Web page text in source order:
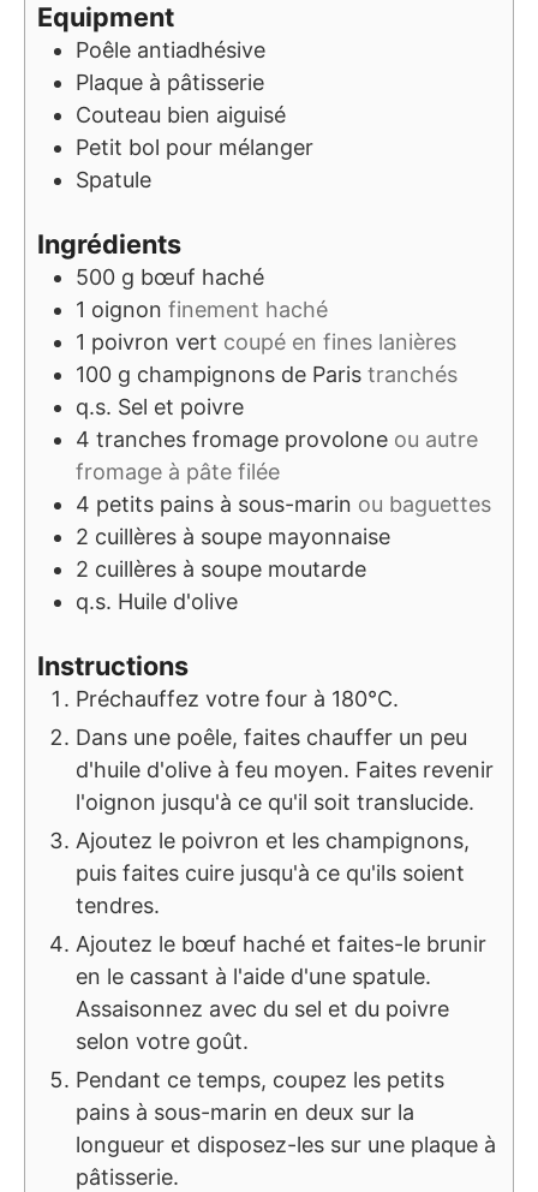
Equipment
Poêle antiadhésive
Plaque à pâtisserie
Couteau bien aiguisé
Petit bol pour mélanger
Spatule
Ingrédients
500 g bœuf haché
1 oignon finement haché
1 poivron vert coupé en fines lanières
100 g champignons de Paris tranchés
q.s. Sel et poivre
4 tranches fromage provolone ou autre
fromage à pâte filée
4 petits pains à sous-marin ou baguettes
2 cuillères à soupe mayonnaise
2 cuillères à soupe moutarde
q.s. Huile d'olive
Instructions
Préchauffez votre four à 180°C.
Dans une poêle, faites chauffer un peu
d'huile d'olive à feu moyen. Faites revenir
l'oignon jusqu'à ce qu'il soit translucide.
Ajoutez le poivron et les champignons,
puis faites cuire jusqu'à ce qu'ils soient
tendres.
Ajoutez le bœuf haché et faites-le brunir
en le cassant à l'aide d'une spatule.
Assaisonnez avec du sel et du poivre
selon votre goût.
Pendant ce temps, coupez les petits
pains à sous-marin en deux sur la
longueur et disposez-les sur une plaque à
pâtisserie.